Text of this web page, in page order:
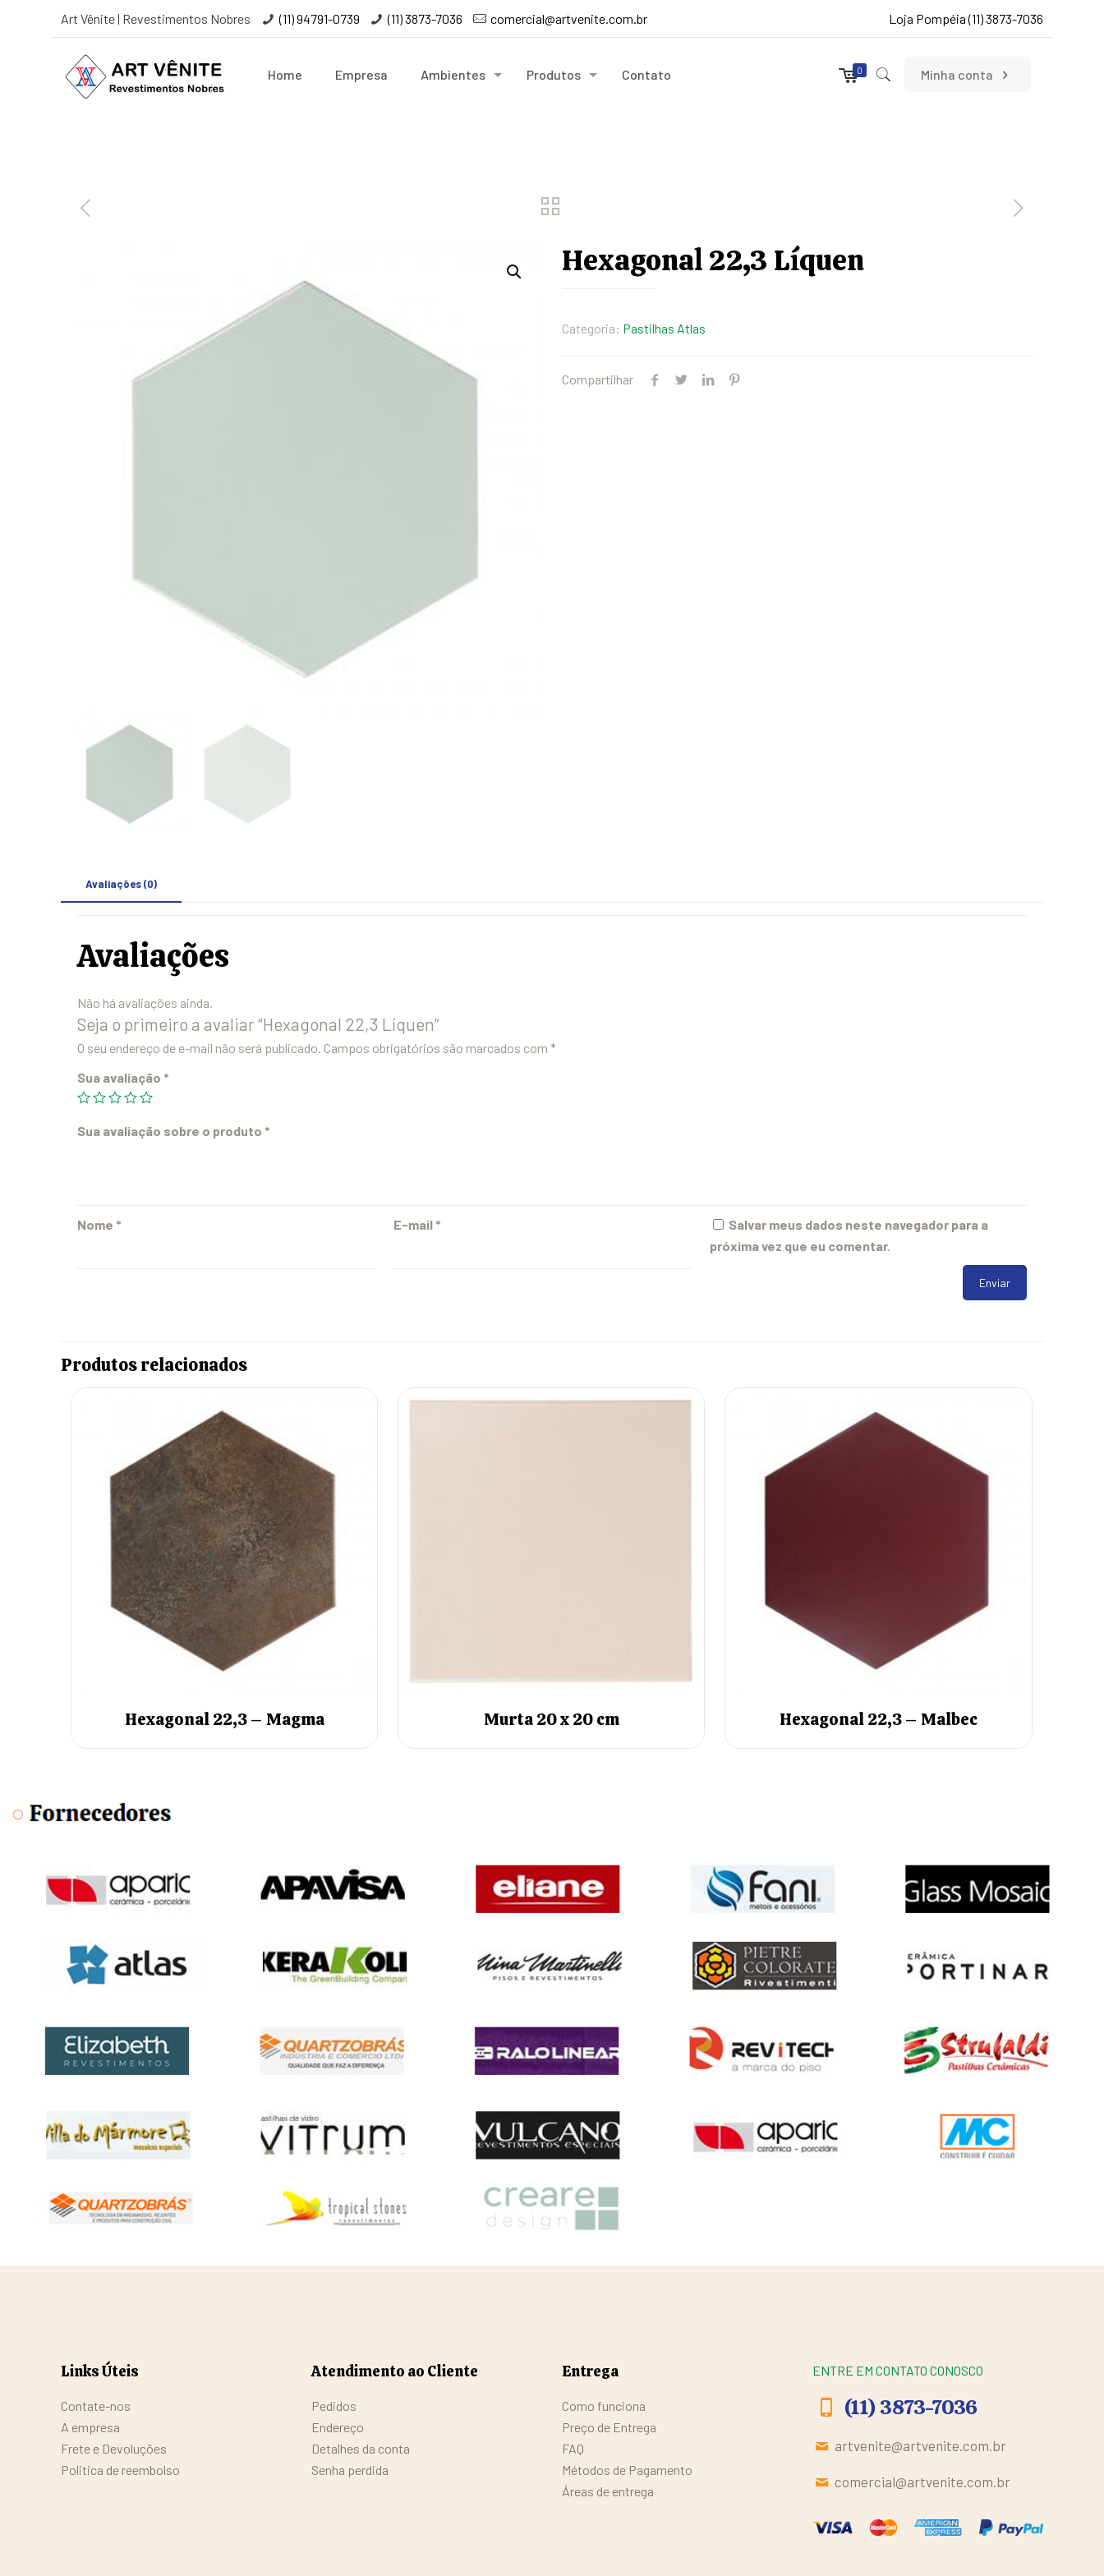
Art Vênite | Revestimentos Nobres (11) 94791-0739 (11) 3873-7036 comercial@artvenite.com.br Loja Pompéia (11) 3873-7036
Home Empresa Ambientes Produtos Contato 0 Minha conta
Hexagonal 22,3 Líquen
Categoria: Pastilhas Atlas
Compartilhar
Avaliações (0)
Avaliações
Não há avaliações ainda.
Seja o primeiro a avaliar “Hexagonal 22,3 Líquen”
O seu endereço de e-mail não será publicado. Campos obrigatórios são marcados com*
Sua avaliação *
Sua avaliação sobre o produto *
Nome * E-mail *
Salvar meus dados neste navegador para a
próxima vez que eu comentar.
Produtos relacionados
Hexagonal 22,3 – Magma Murta 20 x 20 cm Hexagonal 22,3 – Malbec
Links Úteis
Contate-nos
A empresa
Frete e Devoluções
Politica de reembolso
Atendimento ao Cliente
Pedidos
Endereço
Detalhes da conta
Senha perdida
Entrega
Como funciona
Preço de Entrega
FAQ
Métodos de Pagamento
Áreas de entrega
ENTRE EM CONTATO CONOSCO
(11) 3873-7036
artvenite@artvenite.com.br
comercial@artvenite.com.br